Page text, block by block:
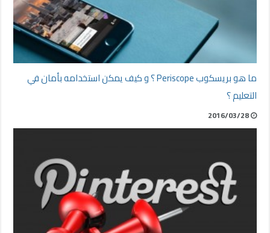
ما هو بريسكوب Periscope ؟ و كيف يمكن استخدامه بأمان في
التعليم ؟
2016/03/28